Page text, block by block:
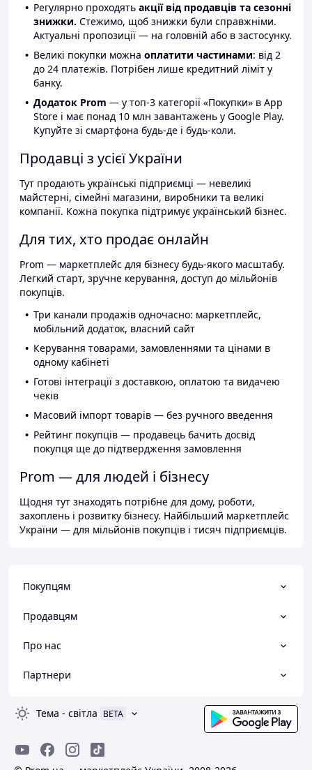
Регулярно проходять акції від продавців та сезонні
знижки. Стежимо, щоб знижки були справжніми.
Актуальні пропозиції — на головній або в застосунку.
Великі покупки можна оплатити частинами: від 2
до 24 платежів. Потрібен лише кредитний ліміт у
банку.
Додаток Prom — у топ-3 категорії «Покупки» в App
Store і має понад 10 млн завантажень у Google Play.
Купуйте зі смартфона будь-де і будь-коли.
Продавці з усієї України
Тут продають українські підприємці — невеликі
майстерні, сімейні магазини, виробники та великі
компанії. Кожна покупка підтримує український бізнес.
Для тих, хто продає онлайн
Prom — маркетплейс для бізнесу будь-якого масштабу.
Легкий старт, зручне керування, доступ до мільйонів
покупців.
Три канали продажів одночасно: маркетплейс,
мобільний додаток, власний сайт
Керування товарами, замовленнями та цінами в
одному кабінеті
Готові інтеграції з доставкою, оплатою та видачею
чеків
Масовий імпорт товарів — без ручного введення
Рейтинг покупців — продавець бачить досвід
покупця ще до підтвердження замовлення
Prom — для людей і бізнесу
Щодня тут знаходять потрібне для дому, роботи,
захоплень і розвитку бізнесу. Найбільший маркетплейс
України — для мільйонів покупців і тисяч підприємців.
Покупцям
Продавцям
Про нас
Партнери
Тема - світла BETA